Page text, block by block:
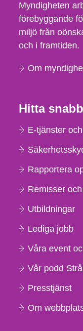
Myndigheten
förebyggande
miljö från
och i framtiden.
Om
Hitta
E-tjänster
Rapportera
Remisser
Utbildningar
Lediga jobb
Våra event
Vår podd
Presstjänst
Om